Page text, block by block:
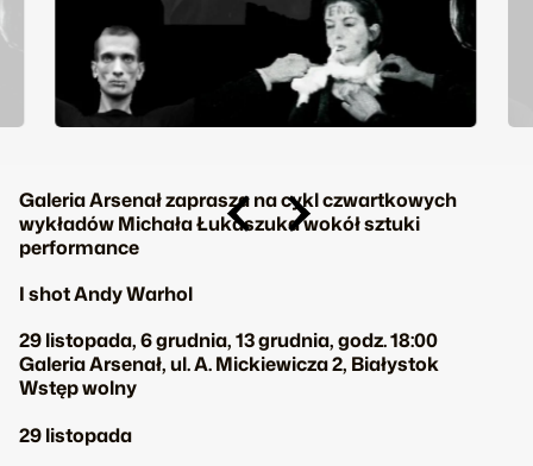
Galeria Arsenał zaprasza na cykl czwartkowych
wykładów Michała Łukaszuka wokół sztuki
performance
I shot Andy Warhol
29 listopada, 6 grudnia, 13 grudnia, godz. 18:00
Galeria Arsenał, ul. A. Mickiewicza 2, Białystok
Wstęp wolny
29 listopada